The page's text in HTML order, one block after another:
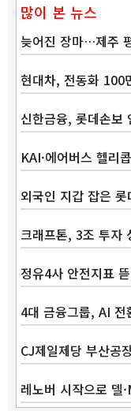
많이 본 뉴스
늦어진 장마…제주
현대차, 전동화
신한금융, 롯데손
KAI·에어버스 헬리
외국인 지갑 잡은
크래프톤, 3조 투
정유4사 안전지표
4대 금융그룹, AI
CJ제일제당 부산공
레노버 시작으로